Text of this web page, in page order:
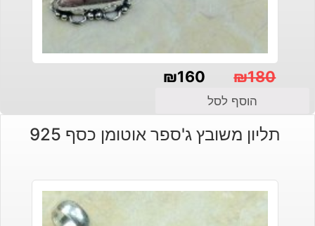
₪180
המקורי
היה:
₪160
הנוכחי
הוא:
הוסף לסל
תליון משובץ ג'ספר אוטומן כסף 925